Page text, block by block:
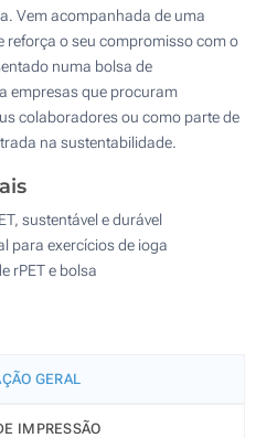
Vem acompanhada de uma
reforça o seu compromisso com o
numa bolsa de
empresas que procuram
colaboradores ou como parte de
na sustentabilidade.
sustentável e durável
para exercícios de ioga
rPET e bolsa
GERAL
IMPRESSÃO